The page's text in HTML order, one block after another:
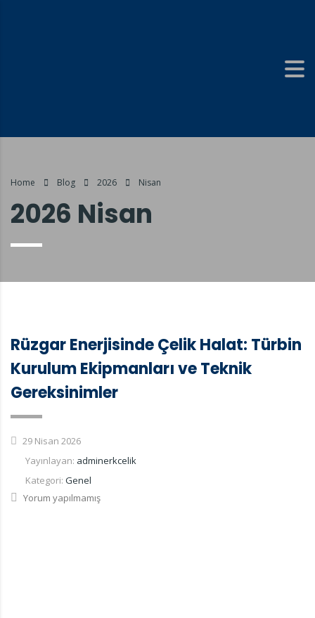
Home Blog 2026 Nisan
2026 Nisan
Rüzgar Enerjisinde Çelik Halat: Türbin
Kurulum Ekipmanları ve Teknik
Gereksinimler
29 Nisan 2026
Yayınlayan: adminerkcelik
Kategori: Genel
Yorum yapılmamış